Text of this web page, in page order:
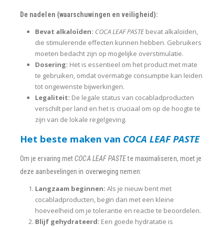
De nadelen (waarschuwingen en veiligheid):
Bevat alkaloïden: COCA LEAF PASTEbevat alkaloïden,
die stimulerende effecten kunnen hebben. Gebruikers
moeten bedacht zijn op mogelijke overstimulatie.
Dosering: Het is essentieel om het product met mate
te gebruiken, omdat overmatige consumptie kan leiden
tot ongewenste bijwerkingen.
Legaliteit: De legale status van cocabladproducten
verschilt per land en het is cruciaal om op de hoogte te
zijn van de lokale regelgeving.
Het beste maken van COCA LEAF PASTE
Om je ervaring metCOCA LEAF PASTEte maximaliseren, moet je
deze aanbevelingen in overweging nemen:
Langzaam beginnen: Als je nieuw bent met
cocabladproducten, begin dan met een kleine
hoeveelheid om je tolerantie en reactie te beoordelen.
Blijf gehydrateerd: Een goede hydratatie is